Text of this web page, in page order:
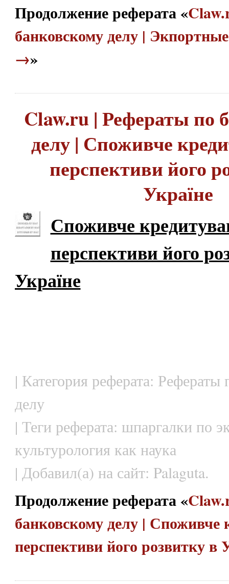
Продолжение реферата «
банковскому делу |
→»
Claw.ru | Рефераты по
делу | Споживче
перспективи його
Україне
Споживче
перспективи його
Україне
| Категория реферата: Рефераты
делу
| Теги реферата: шпаргалки по
культурология как наука
| Добавил(а) на сайт: Palaguta.
Продолжение реферата «
банковскому делу | Споживче
перспективи його розвитку в